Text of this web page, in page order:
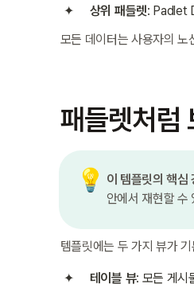
상위 패들렛: Padlet
모든 데이터는 사용자의
패들렛처럼
💡 이 템플릿의 핵심
안에서 재현할 수
템플릿에는 두 가지 뷰가
테이블 뷰: 모든 게시